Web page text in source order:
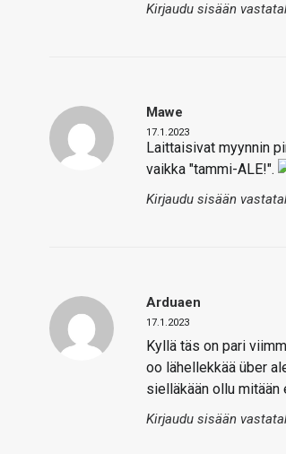
Kirjaudu sisään
Mawe
17.1.2023
Laittaisivat myynnin
vaikka "tammi-ALE!".
Kirjaudu sisään
Arduaen
17.1.2023
Kyllä täs on pari
oo lähellekkää über
sielläkään ollu
Kirjaudu sisään